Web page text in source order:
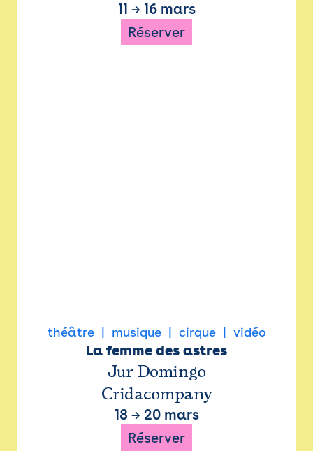
11 → 16 mars
Réserver
théâtre musique cirque vidéo
La femme des astres
Jur Domingo
Cridacompany
18 → 20 mars
Réserver